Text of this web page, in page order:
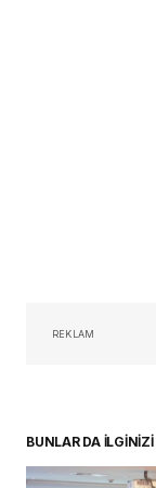
REKLAM
BUNLAR DA İLGİNİZİ